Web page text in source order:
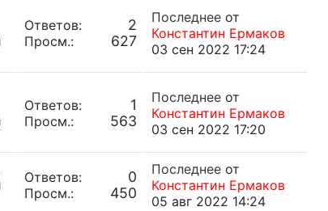
Ответов: 2
Просм.: 627
Последнее от
Константин Ермаков
03 сен 2022 17:24
Ответов: 1
Просм.: 563
Последнее от
Константин Ермаков
03 сен 2022 17:20
Ответов: 0
Просм.: 450
Последнее от
Константин Ермаков
05 авг 2022 14:24